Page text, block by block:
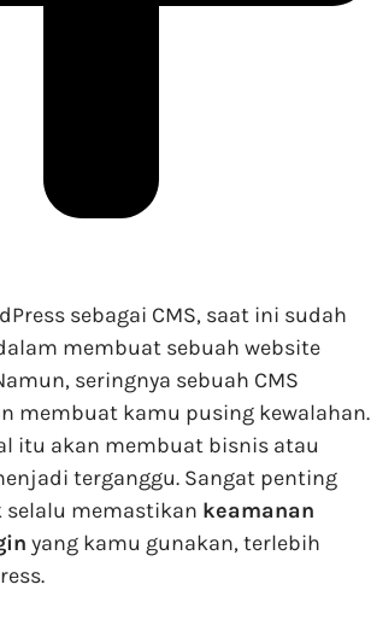
sebagai CMS, saat ini sudah
membuat sebuah website
seringnya sebuah CMS
membuat kamu pusing kewalahan.
itu akan membuat bisnis atau
terganggu. Sangat penting
memastikan keamanan
yang kamu gunakan, terlebih